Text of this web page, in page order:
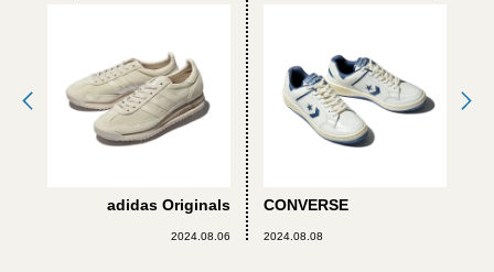
adidas Originals
2024.08.06
CONVERSE
2024.08.08